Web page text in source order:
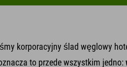
korporacyjny ślad węglowy
to przede wszystkim jedno: